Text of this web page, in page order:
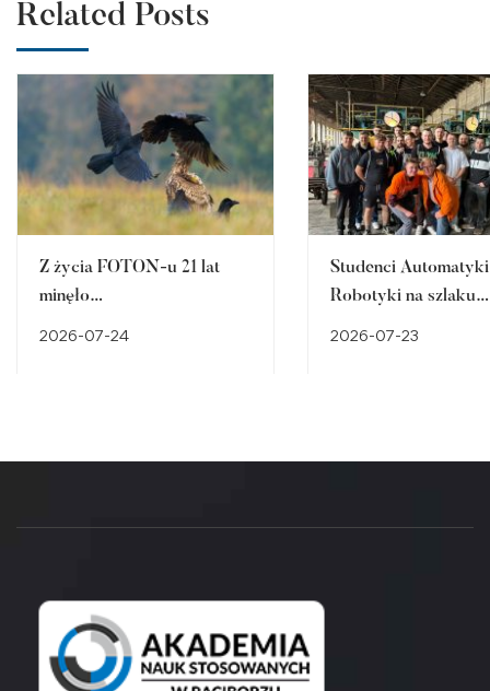
Related Posts
Z życia FOTON-u 21 lat
minęło…
2026-07-24
Studenci
Robotyki na szlaku
2026-07-23